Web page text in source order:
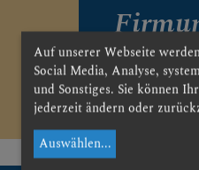
PFARRE
2025
Auf unserer Webseite
Social Media, Analyse,
und Sonstiges. Sie können
jederzeit ändern oder
Auswählen...